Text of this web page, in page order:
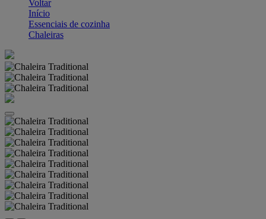
Voltar
Início
Essenciais de cozinha
Chaleiras